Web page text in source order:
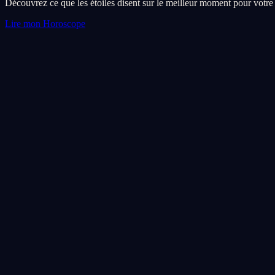
Découvrez ce que les étoiles disent sur le meilleur moment pour
Lire mon Horoscope